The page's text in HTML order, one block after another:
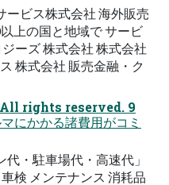
ービス株式会社 海外販売
上の国と地域で サービ
ーズ 株式会社 株式会社
株式会社 販売金融・ク
rights reserved. 9
にかかる諸費用がコミ
・駐車場代・高速代」
検 メンテナンス 消耗品